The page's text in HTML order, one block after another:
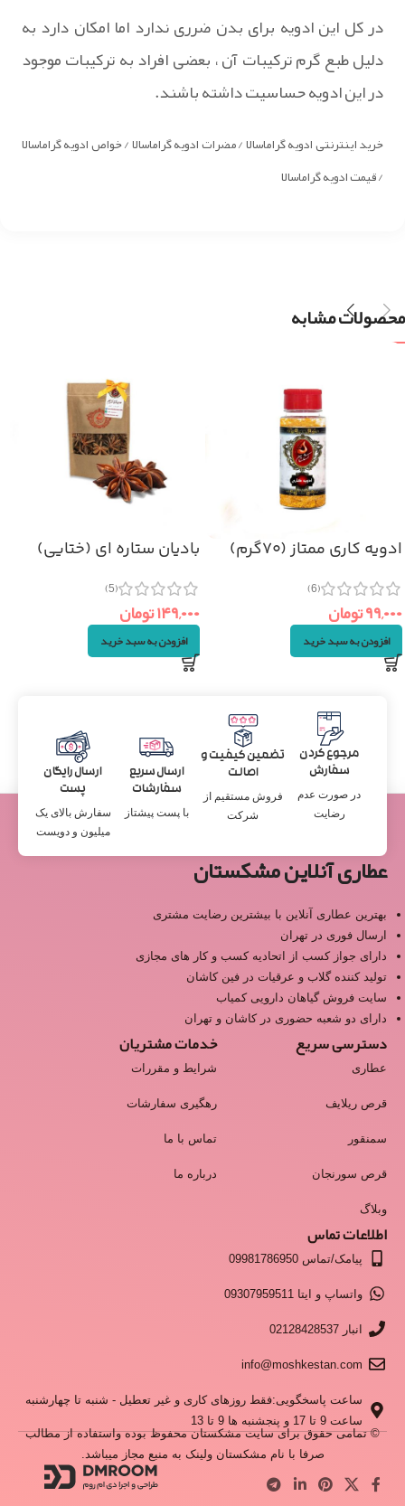
در کل این ادویه برای بدن ضرری ندارد اما امکان دارد به
دلیل طبع گرم ترکیبات آن ، بعضی افراد به ترکیبات موجود
در این ادویه حساسیت داشته باشند.
خرید اینترنتی ادویه گراماسالا / مضرات ادویه گراماسالا / خواص ادویه گراماسالا
/ قیمت ادویه گراماسالا
محصولات مشابه
ادویه کاری ممتاز (۷۰گرم)
(6)
۹۹,۰۰۰تومان
افزودن به سبد خرید
بادیان ستاره ای (ختایی)
(5)
۱۴۹,۰۰۰تومان
افزودن به سبد خرید
مرجوع کردن
سفارش
در صورت عدم
رضایت
تضمین کیفیت و
اصالت
فروش مستقیم از
شرکت
ارسال سریع
سفارشات
با پست پیشتاز
ارسال رایگان
پست
سفارش بالای یک
میلیون و دویست
عطاری آنلاین مشکستان
بهترین عطاری آنلاین با بیشترین رضایت مشتری
ارسال فوری در تهران
دارای جواز کسب از اتحادیه کسب و کار های مجازی
تولید کننده گلاب و عرقیات در فین کاشان
سایت فروش گیاهان دارویی کمیاب
دارای دو شعبه حضوری در کاشان و تهران
دسترسی سریع
عطاری
قرص ریلایف
سمنقور
قرص سورنجان
وبلاگ
خدمات مشتریان
شرایط و مقررات
رهگیری سفارشات
تماس با ما
درباره ما
اطلاعات تماس
پیامک/تماس 09981786950
واتساپ و ایتا 09307959511
انبار 02128428537
info@moshkestan.com
ساعت پاسخگویی:فقط روزهای کاری و غیر تعطیل - شنبه تا چهارشنبه
ساعت 9 تا 17 و پنجشنبه ها 9 تا 13
© تمامی حقوق برای سایت مشکستان محفوظ بوده واستفاده از مطالب
صرفا با نام مشکستان ولینک به منبع مجاز میباشد.